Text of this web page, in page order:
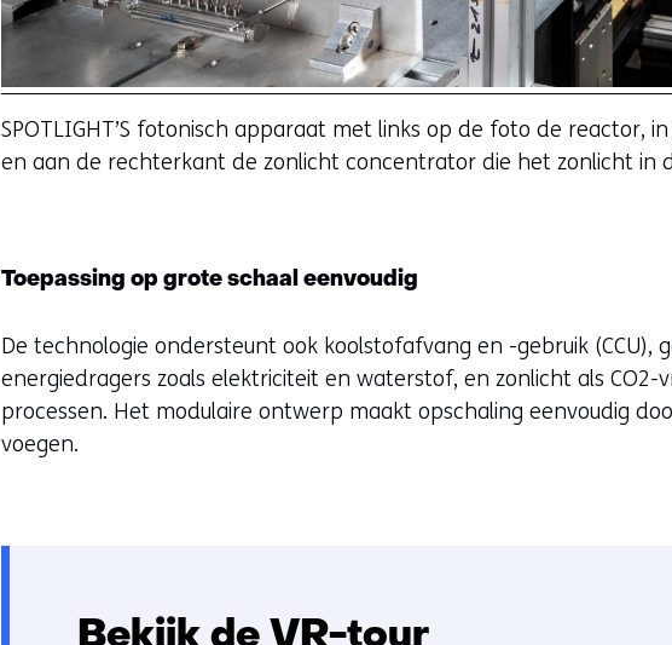
SPOTLIGHT’S fotonisch apparaat met links op de foto de reactor,
en aan de rechterkant de zonlicht concentrator die het zonlicht in
Toepassing op grote schaal eenvoudig
De technologie ondersteunt ook koolstofafvang en -gebruik (CCU),
energiedragers zoals elektriciteit en waterstof, en zonlicht als CO2-
processen. Het modulaire ontwerp maakt opschaling eenvoudig
voegen.